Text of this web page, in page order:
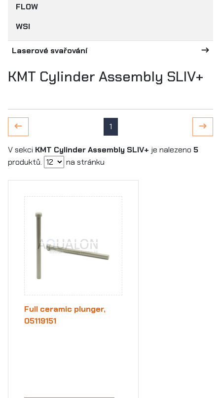
FLOW
WSI
Laserové svařování
KMT Cylinder Assembly SLIV+
1
V sekci KMT Cylinder Assembly SLIV+ je nalezeno 5
produktů.
na stránku
Full ceramic plunger,
05119151